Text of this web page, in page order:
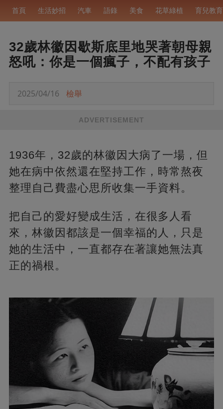
首頁 生活妙招 汽車 語錄 美食 花草綠植 育兒教育
32歲林徽因歇斯底里地哭著朝母親
怒吼：你是一個瘋子，不配有孩子
2025/04/16 檢舉
ADVERTISEMENT
1936年，32歲的林徽因大病了一場，但
她在病中依然還在堅持工作，時常熬夜
整理自己費盡心思所收集一手資料。
把自己的愛好變成生活，在很多人看
來，林徽因都該是一個幸福的人，只是
她的生活中，一直都存在著讓她無法真
正的禍根。